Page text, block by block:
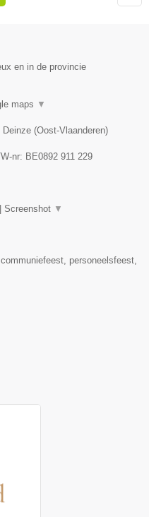
en in de provincie
maps ▼
Deinze (Oost-Vlaanderen)
nr: BE0892 911 229
Screenshot ▼
personeelsfeest,